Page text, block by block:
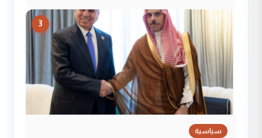
3
سياسية